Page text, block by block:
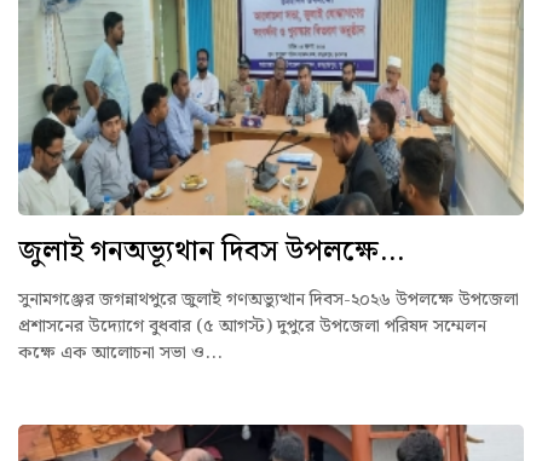
জুলাই গনঅভ্যূথান দিবস উপলক্ষে...
সুনামগঞ্জের জগন্নাথপুরে জুলাই গণঅভ্যুত্থান দিবস-২০২৬ উপলক্ষে উপজেলা
প্রশাসনের উদ্যোগে বুধবার (৫ আগস্ট) দুপুরে উপজেলা পরিষদ সম্মেলন
কক্ষে এক আলোচনা সভা ও...